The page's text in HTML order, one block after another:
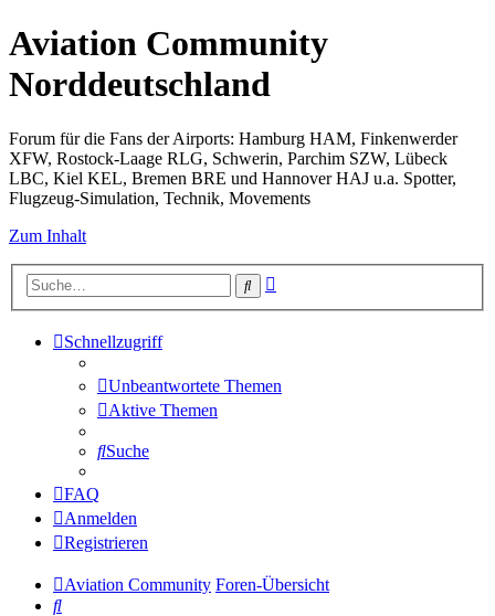
Aviation Community
Norddeutschland
Forum für die Fans der Airports: Hamburg HAM, Finkenwerder
XFW, Rostock-Laage RLG, Schwerin, Parchim SZW, Lübeck
LBC, Kiel KEL, Bremen BRE und Hannover HAJ u.a. Spotter,
Flugzeug-Simulation, Technik, Movements
Zum Inhalt
Suche
Schnellzugriff
Unbeantwortete Themen
Aktive Themen
Suche
FAQ
Anmelden
Registrieren
Aviation Community Foren-Übersicht
Suche